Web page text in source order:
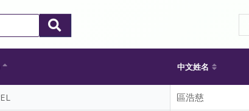
中文姓名
區浩慈